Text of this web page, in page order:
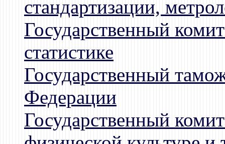
стандартизации,
Государственный
статистике
Государственный
Федерации
Государственный